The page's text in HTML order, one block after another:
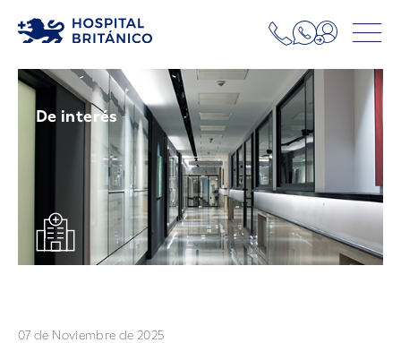
De interés
07 de Noviembre de 2025